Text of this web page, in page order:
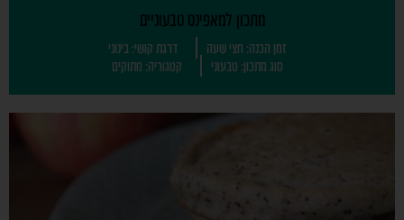
מתכון למאפינס טבעוניים
זמן הכנה: חצי שעה
דרגת קושי: בינוני
סוג מתכון: טבעוני
קטגוריה: מתוקים